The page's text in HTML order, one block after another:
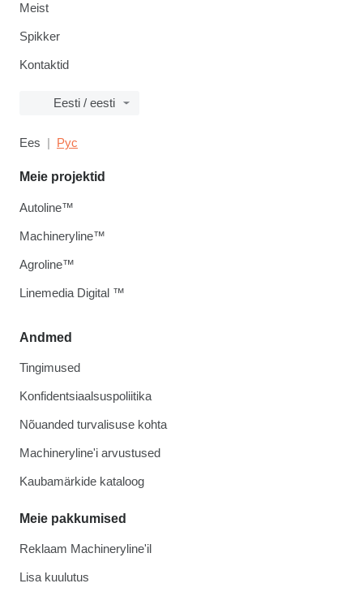
Meist
Spikker
Kontaktid
Eesti / eesti
Ees Рус
Andmed
Tingimused
Konfidentsiaalsuspoliitika
Nõuanded turvalisuse kohta
Machineryline'i arvustused
Kaubamärkide kataloog
Meie pakkumised
Reklaam Machineryline'il
Lisa kuulutus
Meie projektid
Autoline™
Machineryline™
Agroline™
Linemedia Digital ™